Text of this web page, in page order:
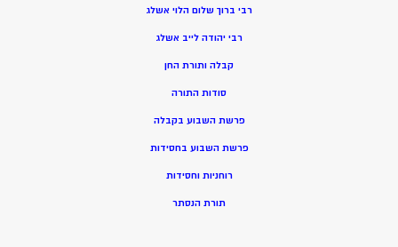
רבי ברוך שלום הלוי אשלג
רבי יהודה לייב אשלג
קבלה ותורת החן
סודות התורה
פרשת השבוע בקבלה
פרשת השבוע בחסידות
רוחניות וחסידות
תורת הנסתר